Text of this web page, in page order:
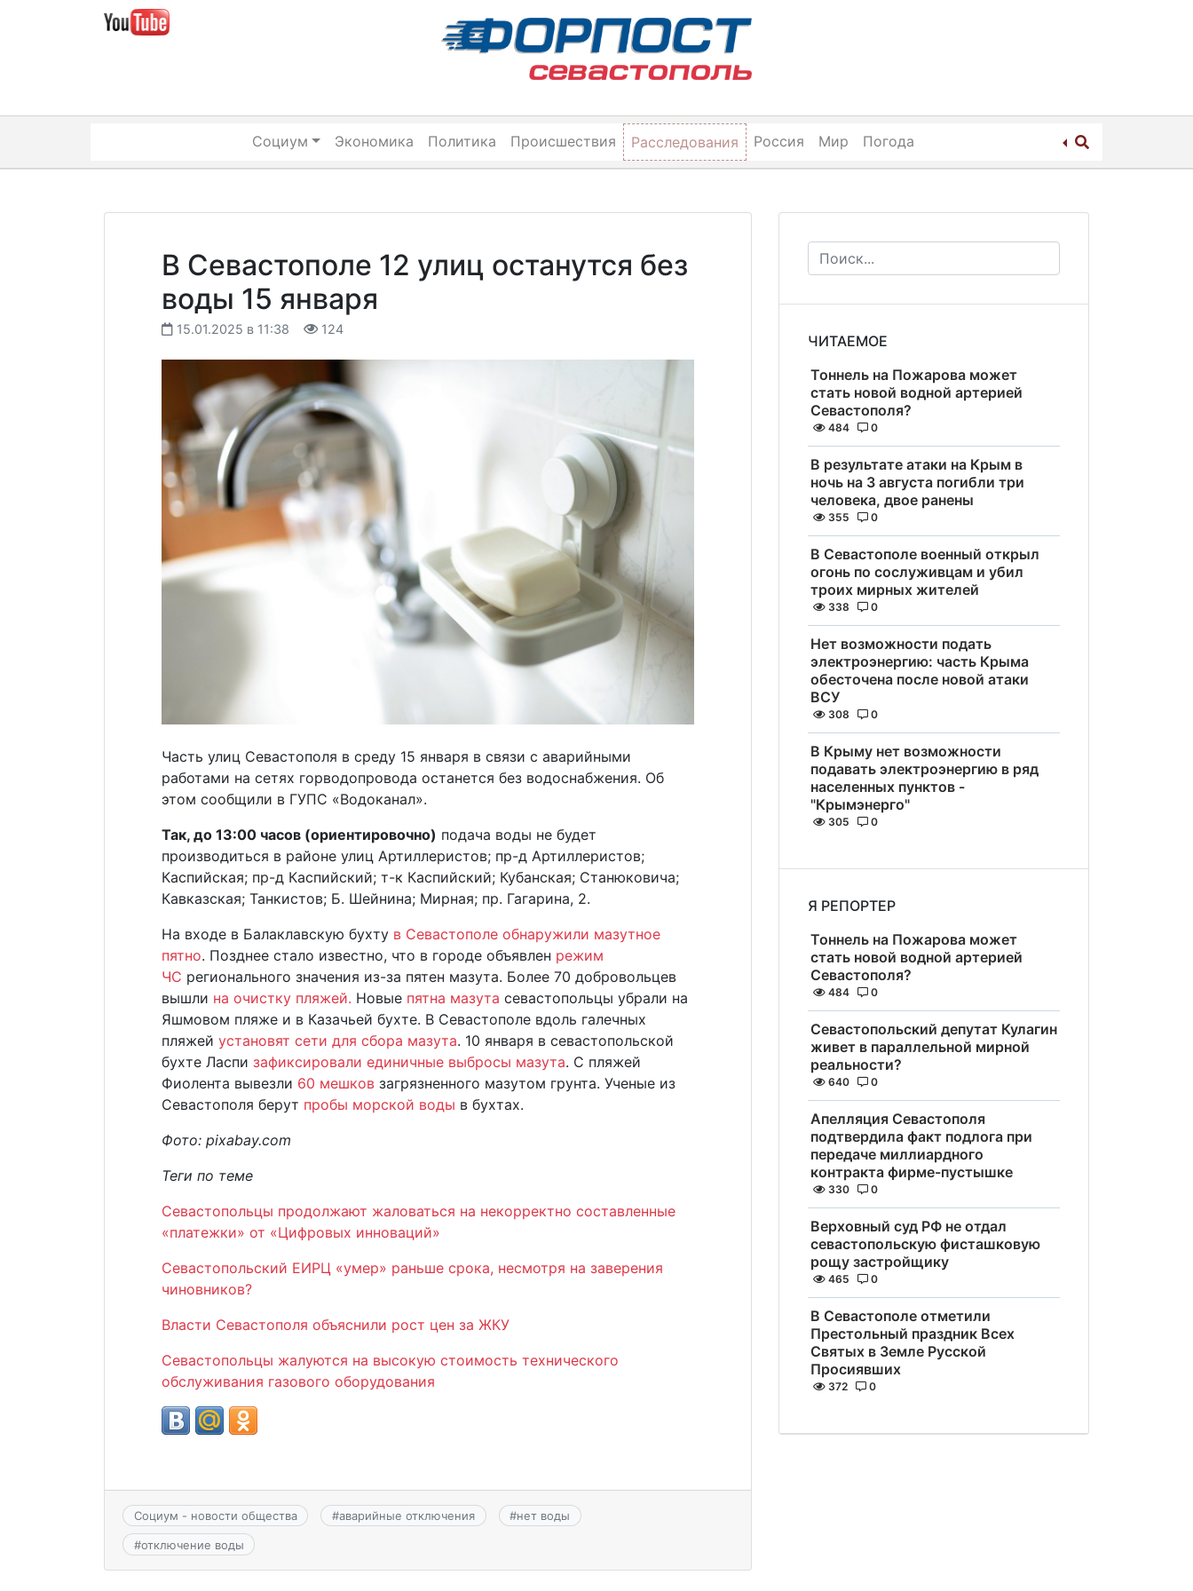
Социум Экономика Политика Происшествия Расследования Россия Мир Погода
В Севастополе 12 улиц останутся без
воды 15 января
15.01.2025 в 11:38 124
Часть улиц Севастополя в среду 15 января в связи с аварийными
работами на сетях горводопровода останется без водоснабжения. Об
этом сообщили в ГУПС «Водоканал».
Так, до 13:00 часов (ориентировочно) подача воды не будет
производиться в районе улиц Артиллеристов; пр-д Артиллеристов;
Каспийская; пр-д Каспийский; т-к Каспийский; Кубанская; Станюковича;
Кавказская; Танкистов; Б. Шейнина; Мирная; пр. Гагарина, 2.
На входе в Балаклавскую бухту в Севастополе обнаружили мазутное
пятно. Позднее стало известно, что в городе объявлен режим
ЧС регионального значения из-за пятен мазута. Более 70 добровольцев
вышли на очистку пляжей. Новые пятна мазута севастопольцы убрали на
Яшмовом пляже и в Казачьей бухте. В Севастополе вдоль галечных
пляжей установят сети для сбора мазута. 10 января в севастопольской
бухте Ласпи зафиксировали единичные выбросы мазута. С пляжей
Фиолента вывезли 60 мешков загрязненного мазутом грунта. Ученые из
Севастополя берут пробы морской воды в бухтах.
Фото: pixabay.com
Теги по теме
Севастопольцы продолжают жаловаться на некорректно составленные
«платежки» от «Цифровых инноваций»
Севастопольский ЕИРЦ «умер» раньше срока, несмотря на заверения
чиновников?
Власти Севастополя объяснили рост цен за ЖКУ
Севастопольцы жалуются на высокую стоимость технического
обслуживания газового оборудования
Социум - новости общества #аварийные отключения #нет воды
#отключение воды
ЧИТАЕМОЕ
Тоннель на Пожарова может
стать новой водной артерией
Севастополя?
484 0
В результате атаки на Крым в
ночь на 3 августа погибли три
человека, двое ранены
355 0
В Севастополе военный открыл
огонь по сослуживцам и убил
троих мирных жителей
338 0
Нет возможности подать
электроэнергию: часть Крыма
обесточена после новой атаки
ВСУ
308 0
В Крыму нет возможности
подавать электроэнергию в ряд
населенных пунктов -
"Крымэнерго"
305 0
Я РЕПОРТЕР
Тоннель на Пожарова может
стать новой водной артерией
Севастополя?
484 0
Севастопольский депутат Кулагин
живет в параллельной мирной
реальности?
640 0
Апелляция Севастополя
подтвердила факт подлога при
передаче миллиардного
контракта фирме-пустышке
330 0
Верховный суд РФ не отдал
севастопольскую фисташковую
рощу застройщику
465 0
В Севастополе отметили
Престольный праздник Всех
Святых в Земле Русской
Просиявших
372 0